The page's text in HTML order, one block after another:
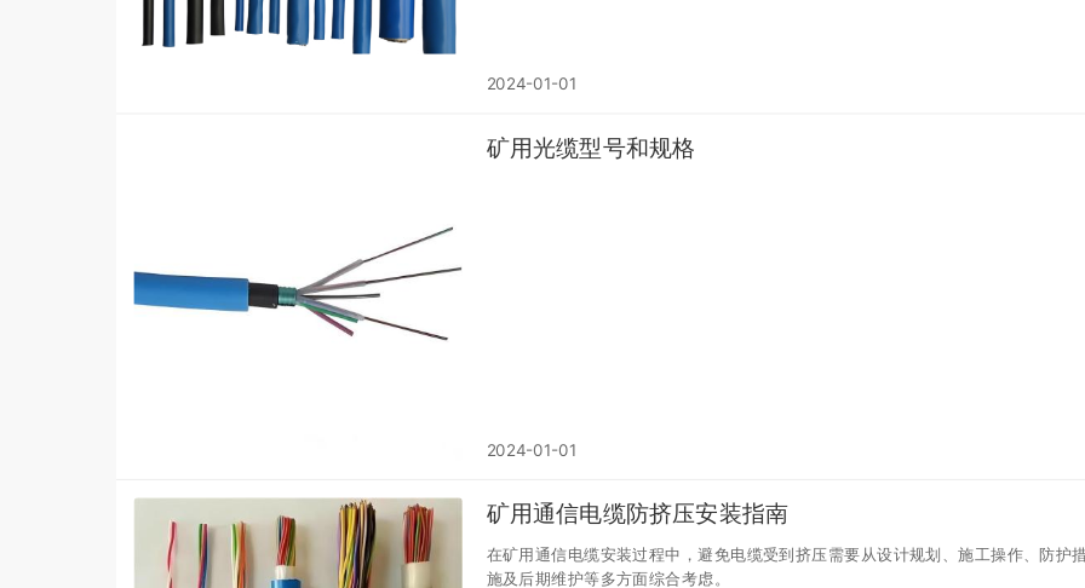
2024-01-01
矿用光缆型号和规格
2024-01-01
矿用通信电缆防挤压安装指南
在矿用通信电缆安装过程中，避免电缆受到挤压需要从设计规划、施工操作、防护
施及后期维护等多方面综合考虑。